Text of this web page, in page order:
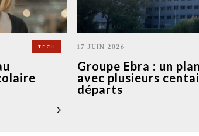
TECH 17 JUIN 2026
Groupe Ebra : un
avec plusieurs
départs